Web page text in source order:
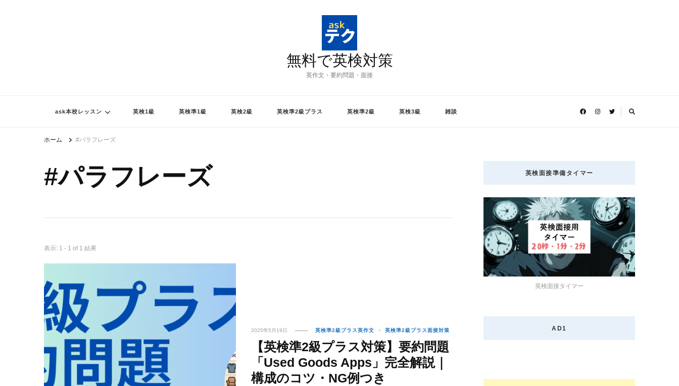
無料で英検対策
英作文・要約問題・面接
ask本校レッスン 英検1級 英検準1級 英検2級 英検準2級プラス 英検準2級 英検3級 雑談
ホーム #パラフレーズ
#パラフレーズ
表示: 1 - 1 of 1 結果
2025年5月19日 英検準2級プラス英作文 英検準2級プラス面接対策
【英検準2級プラス対策】要約問題
「Used Goods Apps」完全解説｜
構成のコツ・NG例つき
英検面接準備タイマー
英検面接タイマー
AD1